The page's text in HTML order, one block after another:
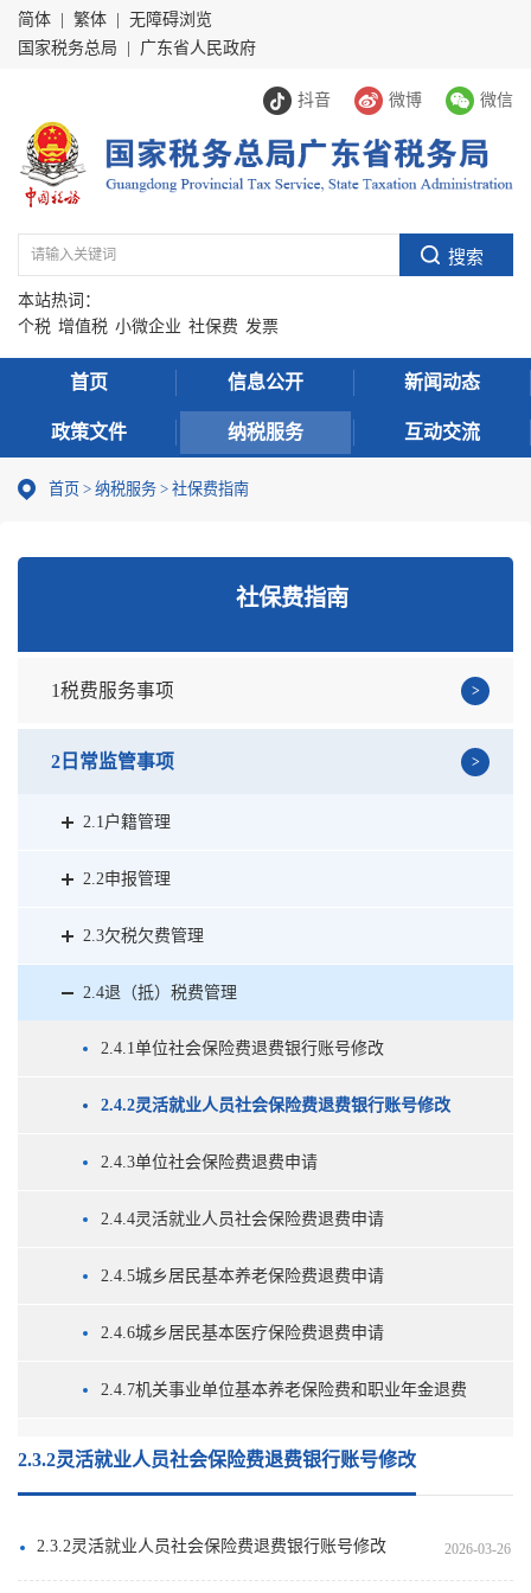
简体 繁体
无障碍浏览
国家税务总局
广东省人民政府
抖音 微博 微信
本站热词：
个税 增值税 小微企业 社保费 发票
首页 信息公开 新闻动态
政策文件 纳税服务 互动交流
首页 > 纳税服务 > 社保费指南
社保费指南
1税费服务事项
2日常监管事项
2.1户籍管理
2.2申报管理
2.3欠税欠费管理
2.4退（抵）税费管理
2.4.1单位社会保险费退费银行账号修改
2.4.2灵活就业人员社会保险费退费银行账号修改
2.4.3单位社会保险费退费申请
2.4.4灵活就业人员社会保险费退费申请
2.4.5城乡居民基本养老保险费退费申请
2.4.6城乡居民基本医疗保险费退费申请
2.4.7机关事业单位基本养老保险费和职业年金退费
2.3.2灵活就业人员社会保险费退费银行账号修改
2.3.2灵活就业人员社会保险费退费银行账号修改 2026-03-26